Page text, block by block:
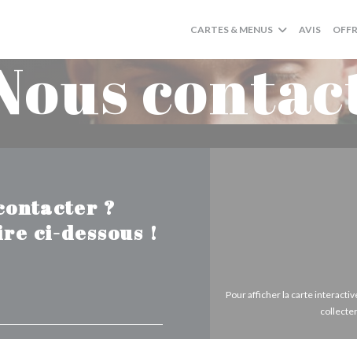
CARTES & MENUS AVIS
?
ci-dessous !
Pour afficher la carte